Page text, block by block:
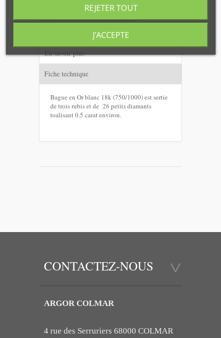
Bague Or blanc 18k rubis et diamants
En savoir plus
Fiche technique
Bague en Or blanc 18k (750/1000) est sertie
de trois rubis et de 26 petits diamants
toalisant 0.5 carat environ.
CONTACTEZ-NOUS
ARGOR COLMAR
4 rue des Serruriers 68000 COLMAR
REJETER TOUT
J'ACCEPTE